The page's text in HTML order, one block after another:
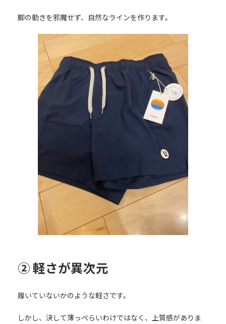
脚の動きを邪魔せず、自然なラインを作ります。
② 軽さが異次元
履いていないかのような軽さです。
しかし、決して薄っぺらいわけではなく、上質感がありま